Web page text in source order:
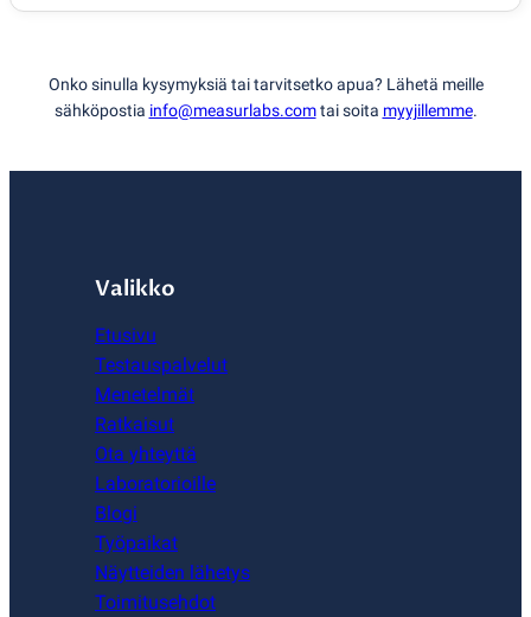
Onko sinulla kysymyksiä tai tarvitsetko apua? Lähetä meille
sähköpostia info@measurlabs.comtai soita myyjillemme.
Valikko
Etusivu
Testauspalvelut
Menetelmät
Ratkaisut
Ota yhteyttä
Laboratorioille
Blogi
Työpaikat
Näytteiden lähetys
Toimitusehdot